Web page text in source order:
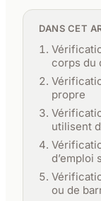
DANS CET
corps du
propre
utilisent
d’emploi
ou de